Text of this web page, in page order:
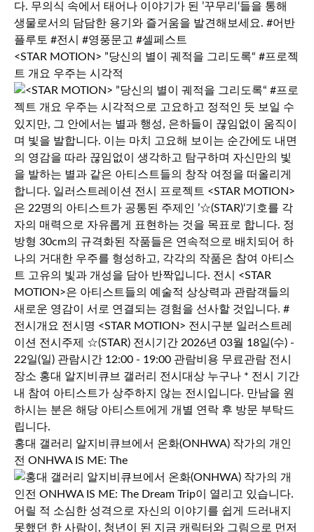
<STAR MOTION> ”당신의 별이 궤적을 그리도록“ #프로젝
트 개요 우주는 시각적
홍대 갤러리 알지비큐브에서 온화(ONHWA) 작가의 개인
전 ONHWA IS ME: The